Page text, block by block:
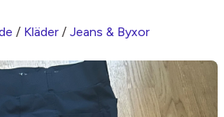
/ Kläder / Jeans & Byxor